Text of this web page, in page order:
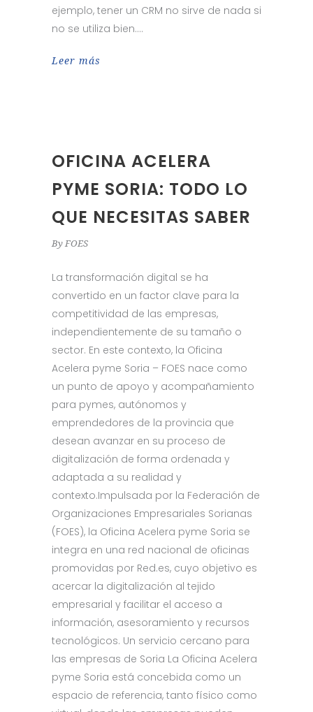
ejemplo, tener un CRM no sirve de nada si
no se utiliza bien.
Leer más
OFICINA ACELERA
PYME SORIA: TODO LO
QUE NECESITAS SABER
By FOES
La transformación digital se ha
convertido en un factor clave para la
competitividad de las empresas,
independientemente de su tamaño o
sector. En este contexto, la Oficina
Acelera pyme Soria – FOES nace como
un punto de apoyo y acompañamiento
para pymes, autónomos y
emprendedores de la provincia que
desean avanzar en su proceso de
digitalización de forma ordenada y
adaptada a su realidad y
contexto.Impulsada por la Federación de
Organizaciones Empresariales Sorianas
(FOES), la Oficina Acelera pyme Soria se
integra en una red nacional de oficinas
promovidas por Red.es, cuyo objetivo es
acercar la digitalización al tejido
empresarial y facilitar el acceso a
información, asesoramiento y recursos
tecnológicos. Un servicio cercano para
las empresas de Soria La Oficina Acelera
pyme Soria está concebida como un
espacio de referencia, tanto físico como